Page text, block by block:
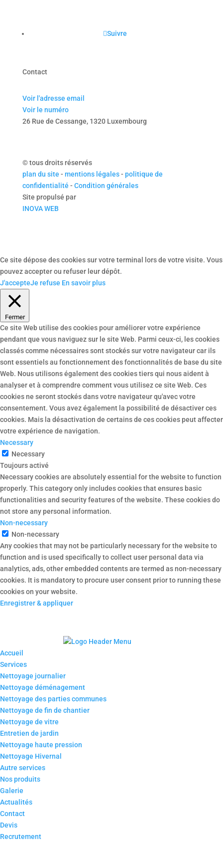
Suivre
Contact
Voir l'adresse email
Voir le numéro
26 Rue de Cessange, 1320 Luxembourg
© tous droits réservés
plan du site -mentions légales-politique de
confidentialité -Condition générales
Site propulsé par
INOVA WEB
Ce site dépose des cookies sur votre terminal lors de votre visite. Vous
pouvez accepter ou refuser leur dépôt.
J'accepteJe refuse En savoir plus
Fermer
Ce site Web utilise des cookies pour améliorer votre expérience
pendant que vous naviguez sur le site Web. Parmi ceux-ci, les cookies
classés comme nécessaires sont stockés sur votre navigateur car ils
sont essentiels au fonctionnement des fonctionnalités de base du site
Web. Nous utilisons également des cookies tiers qui nous aident à
analyser et à comprendre comment vous utilisez ce site Web. Ces
cookies ne seront stockés dans votre navigateur qu'avec votre
consentement. Vous avez également la possibilité de désactiver ces
cookies. Mais la désactivation de certains de ces cookies peut affecter
votre expérience de navigation.
Necessary
Necessary
Toujours activé
Necessary cookies are absolutely essential for the website to function
properly. This category only includes cookies that ensures basic
functionalities and security features of the website. These cookies do
not store any personal information.
Non-necessary
Non-necessary
Any cookies that may not be particularly necessary for the website to
function and is used specifically to collect user personal data via
analytics, ads, other embedded contents are termed as non-necessary
cookies. It is mandatory to procure user consent prior to running these
cookies on your website.
Enregistrer & appliquer
Accueil
Services
Nettoyage journalier
Nettoyage déménagement
Nettoyage des parties communes
Nettoyage de fin de chantier
Nettoyage de vitre
Entretien de jardin
Nettoyage haute pression
Nettoyage Hivernal
Autre services
Nos produits
Galerie
Actualités
Contact
Devis
Recrutement